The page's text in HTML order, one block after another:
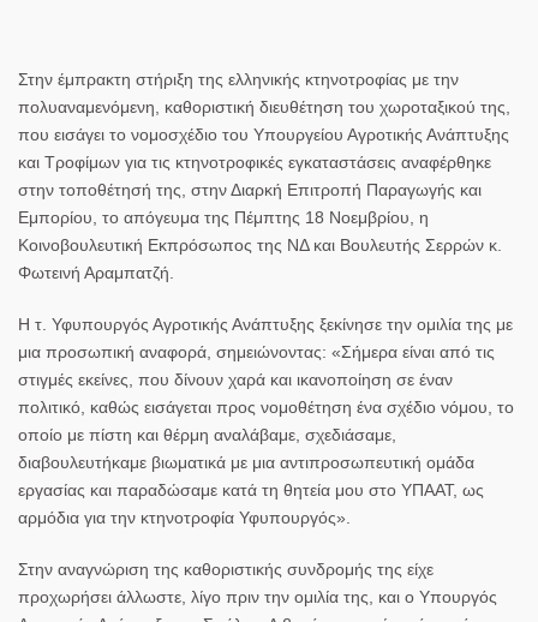
Στην έμπρακτη στήριξη της ελληνικής κτηνοτροφίας με την
πολυαναμενόμενη, καθοριστική διευθέτηση του χωροταξικού της,
που εισάγει το νομοσχέδιο του Υπουργείου Αγροτικής Ανάπτυξης
και Τροφίμων για τις κτηνοτροφικές εγκαταστάσεις αναφέρθηκε
στην τοποθέτησή της, στην Διαρκή Επιτροπή Παραγωγής και
Εμπορίου, το απόγευμα της Πέμπτης 18 Νοεμβρίου, η
Κοινοβουλευτική Εκπρόσωπος της ΝΔ και Βουλευτής Σερρών κ.
Φωτεινή Αραμπατζή
Η τ. Υφυπουργός Αγροτικής Ανάπτυξης ξεκίνησε την ομιλία της με
μια προσωπική αναφορά, σημειώνοντας: «Σήμερα είναι από τις
στιγμές εκείνες, που δίνουν χαρά και ικανοποίηση σε έναν
πολιτικό, καθώς εισάγεται προς νομοθέτηση ένα σχέδιο νόμου, το
οποίο με πίστη και θέρμη αναλάβαμε, σχεδιάσαμε,
διαβουλευτήκαμε βιωματικά με μια αντιπροσωπευτική ομάδα
εργασίας και παραδώσαμε κατά τη θητεία μου στο ΥΠΑΑΤ, ως
αρμόδια για την κτηνοτροφία Υφυπουργός».
Στην αναγνώριση της καθοριστικής συνδρομής της είχε
προχωρήσει άλλωστε, λίγο πριν την ομιλία της, και ο Υπουργός